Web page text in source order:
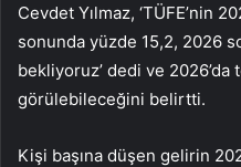
Cevdet Yılmaz, ‘TÜFE’nin
sonunda yüzde 15,2, 2026
bekliyoruz’ dedi ve 2026’da
görülebileceğini belirtti.
Kişi başına düşen gelirin